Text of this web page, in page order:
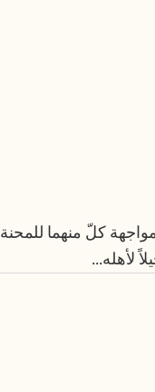
كلّ منهما للمحنة
لأهله...